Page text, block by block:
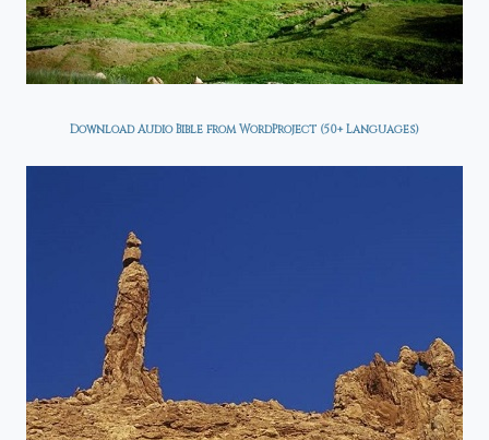
Download Audio Bible from WordProject (50+ Languages)